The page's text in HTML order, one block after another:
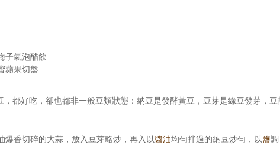
子氣泡醋飲
蘋果切盤
都好吃，卻也都非一般豆類狀態：納豆是發酵黃豆，豆芽是綠豆發芽，豆
爆香切碎的大蒜，放入豆芽略炒，再入以醬油均勻拌過的納豆炒勻，以鹽調